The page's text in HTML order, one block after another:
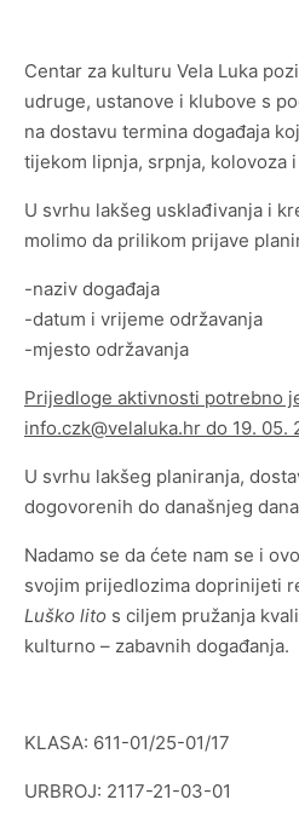
Luka mozaika
Međunarodna poklon zbirka
Zbirka mozaika
Zbirka moderne i suvremene
Arheološka zbirka „Vela spila“
Zbirka drvenih maketa brodova
Kotarca
Statut Centra za kulturu Vela Luka
Centar za kulturu Vela Luka
udruge, ustanove i klubove s
na dostavu termina događaja
tijekom lipnja, srpnja, kolovoza
U svrhu lakšeg usklađivanja i
molimo da prilikom prijave
-naziv događaja
-datum i vrijeme održavanja
-mjesto održavanja
Prijedloge aktivnosti potrebno
info.czk@velaluka.hr do 19. 05.
U svrhu lakšeg planiranja,
dogovorenih do današnjeg
Nadamo se da ćete nam se i
svojim prijedlozima doprinijeti
Luško lito s ciljem pružanja
kulturno – zabavnih događanja.
KLASA: 611-01/25-01/17
URBROJ: 2117-21-03-01